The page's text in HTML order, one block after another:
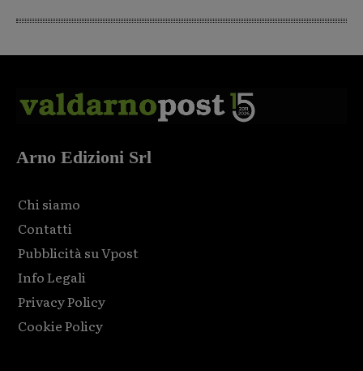
Arno Edizioni Srl
Chi siamo
Contatti
Pubblicità su Vpost
Info Legali
Privacy Policy
Cookie Policy